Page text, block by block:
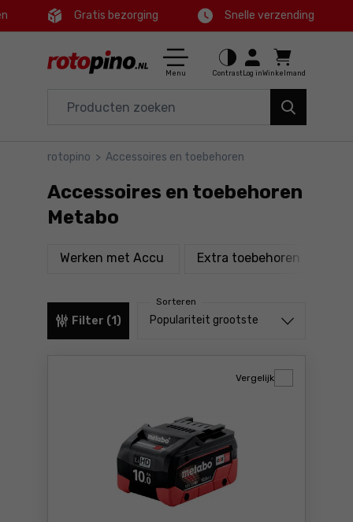
Ctrl
Hoofdmenu
Filters
Producten
Sitemap
Gratis bezorging Snelle verzending
Menu Contrast Log inWinkelmand
Huis en tuin
Aanbiedingen
rotopino > Accessoires en toebehoren
Accessoires en toebehoren
Metabo
Werken met Accu producten
Extra toebehoren
Filter (1)
Sorteren
Sorteren uit
Populariteit grootste
Vergelijk